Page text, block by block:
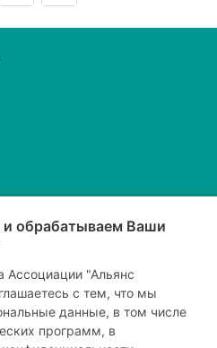
995-225-12-55
обрабатываем Ваши
Ассоциации "Альянс
с тем, что мы
данные, в том числе
программ, в